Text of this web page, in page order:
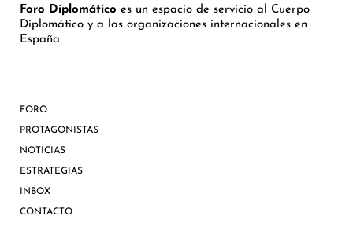
Foro Diplomático es un espacio de servicio al Cuerpo
Diplomático y a las organizaciones internacionales en
España
FORO
PROTAGONISTAS
NOTICIAS
ESTRATEGIAS
INBOX
CONTACTO